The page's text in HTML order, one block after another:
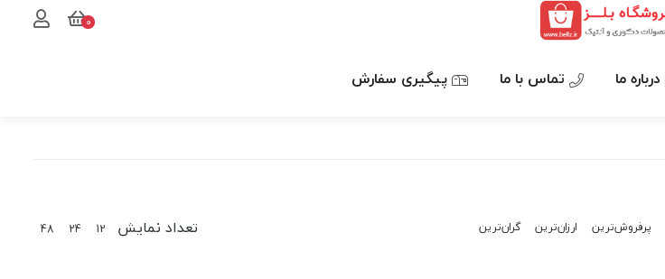
0
درباره ما تماس با ما پیگیری سفارش
پرفروش‌ترین ارزان‌ترین گران‌ترین تعداد نمایش 12
24
48